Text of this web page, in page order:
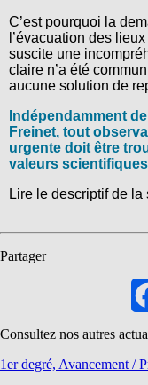
C’est pourquoi la
l’évacuation des
suscite une
claire n’a été
aucune solution de
Indépendamment
Freinet, tout
urgente doit être
valeurs
Lire le descriptif de la
Partager
Consultez nos autres
1er degré, Avancement /